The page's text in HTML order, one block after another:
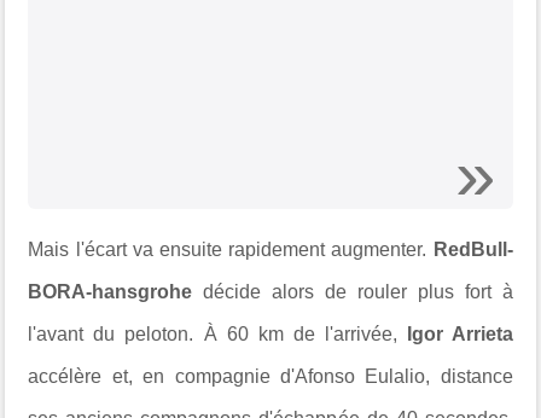
Mais l'écart va ensuite rapidement augmenter. RedBull-
BORA-hansgrohe décide alors de rouler plus fort à
l'avant du peloton. À 60 km de l'arrivée, Igor Arrieta
accélère et, en compagnie d'Afonso Eulalio, distance